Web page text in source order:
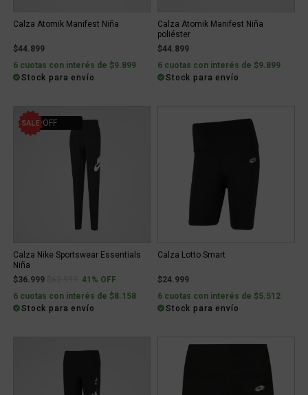
Calza Atomik Manifest Niña
$44.899
6 cuotas con interés de $9.899
Stock para envío
Calza Atomik Manifest Niña
poliéster
$44.899
6 cuotas con interés de $9.899
Stock para envío
41% OFF
Calza Nike Sportswear Essentials
Niña
$36.999
Price reduced from
to41% OFF
6 cuotas con interés de $8.158
Stock para envío
Calza Lotto Smart
$24.999
6 cuotas con interés de $5.512
Stock para envío